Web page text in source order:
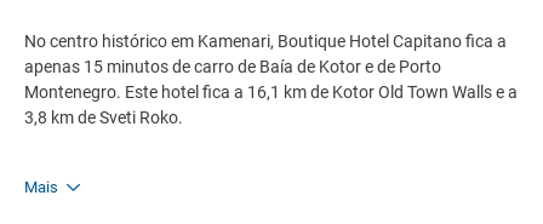
No centro histórico em Kamenari, Boutique Hotel Capitano fica a
apenas 15 minutos de carro de Baía de Kotor e de Porto
Montenegro. Este hotel fica a 16,1 km de Kotor Old Town Walls e a
3,8 km de Sveti Roko.
Mais